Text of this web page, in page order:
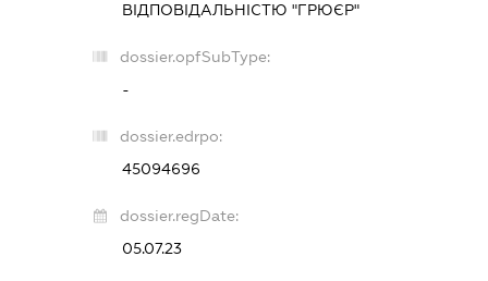
ВІДПОВІДАЛЬНІСТЮ "ГРЮЄР"
dossier.opfSubType:
-
dossier.edrpo:
45094696
dossier.regDate:
05.07.23